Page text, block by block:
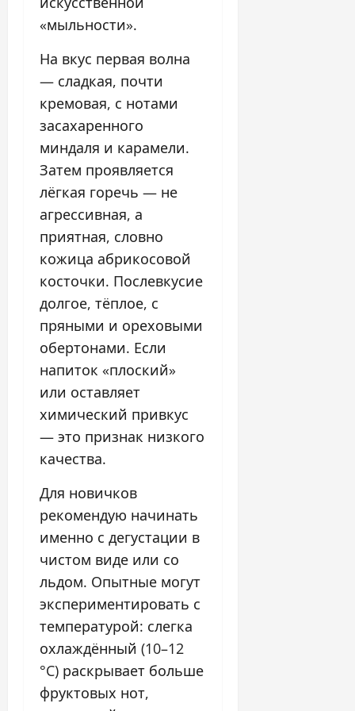
«мыльности».
На вкус первая волна
— сладкая, почти
кремовая, с нотами
засахаренного
миндаля и карамели.
Затем проявляется
лёгкая горечь — не
агрессивная, а
приятная, словно
кожица абрикосовой
косточки. Послевкусие
долгое, тёплое, с
пряными и ореховыми
обертонами. Если
напиток «плоский»
или оставляет
химический привкус
— это признак низкого
качества.
Для новичков
рекомендую начинать
именно с дегустации в
чистом виде или со
льдом. Опытные могут
экспериментировать с
температурой: слегка
охлаждённый (10–12
°C) раскрывает больше
фруктовых нот,